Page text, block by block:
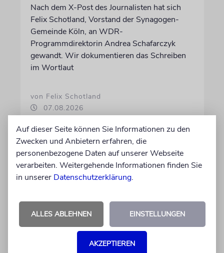
Nach dem X-Post des Journalisten hat sich
Felix Schotland, Vorstand der Synagogen-
Gemeinde Köln, an WDR-
Programmdirektorin Andrea Schafarczyk
gewandt. Wir dokumentieren das Schreiben
im Wortlaut
von Felix Schotland
07.08.2026
Auf dieser Seite können Sie Informationen zu den
Zwecken und Anbietern erfahren, die
personenbezogene Daten auf unserer Webseite
verarbeiten. Weitergehende Informationen finden Sie
in unserer Datenschutzerklärung.
ALLES ABLEHNEN EINSTELLUNGEN
AKZEPTIEREN